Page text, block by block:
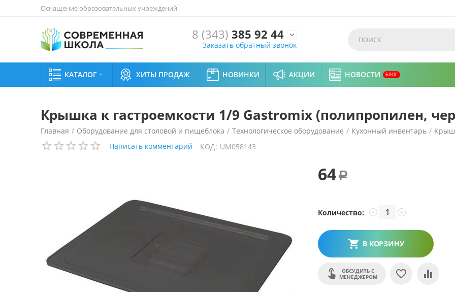
Оснащение образовательных учреждений
8 (343) 385 92 44 
Заказать обратный звонок
КАТАЛОГ  ХИТЫ ПРОДАЖ НОВИНКИ АКЦИИ НОВОСТИ БЛОГ
Крышка к гастроемкости 1/9 Gastromix (полипропилен,
Главная / Оборудование для столовой и пищеблока / Технологическое оборудование / Кухонный инвентарь /
Крышка к гастроемкости 1/9 Gastromix (полипропилен, черная)
Написать комментарий КОД: UM058143
64 Р
Количество: +
−
В КОРЗИНУ
ОБСУДИТЬ С
МЕНЕДЖЕРОМ